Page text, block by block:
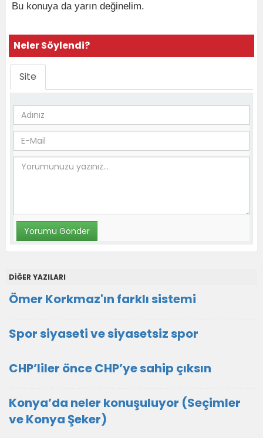
Bu konuya da yarın değinelim.
Neler Söylendi?
Site
DİĞER YAZILARI
Ömer Korkmaz'ın farklı sistemi
Spor siyaseti ve siyasetsiz spor
CHP’liler önce CHP’ye sahip çıksın
Konya’da neler konuşuluyor (Seçimler
ve Konya Şeker)